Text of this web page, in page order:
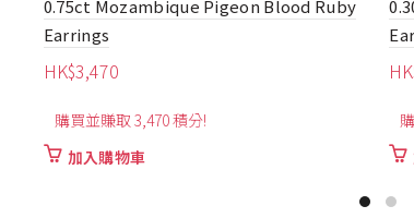
0.30ct Pear-Shaped Natural Ruby
Earrings
HK$2,540
購買並賺取 2,540 積分!
加入購物車